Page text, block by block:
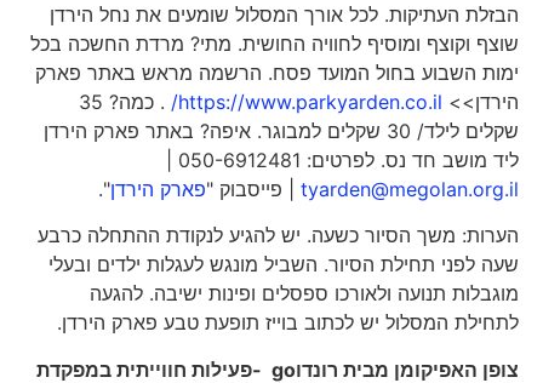
הבזלת העתיקות. לכל אורך המסלול שומעים את נחל הירדן
שוצף וקוצף ומוסיף לחוויה החושית. מתי? מרדת החשכה בכל
ימות השבוע בחול המועד פסח. הרשמה מראש באתר פארק
הירדן>>https://www.parkyarden.co.il/
. כמה? 35
שקלים לילד/ 30 שקלים למבוגר. איפה? באתר פארק הירדן
ליד מושב חד נס. לפרטים: 050-6912481 |
tyarden@megolan.org.il| פייסבוק "פארק הירדן".
הערות: משך הסיור כשעה. יש להגיע לנקודת ההתחלה כרבע
שעה לפני תחילת הסיור. השביל מונגש לעגלות ילדים ובעלי
מוגבלות תנועה ולאורכו ספסלים ופינות ישיבה. להגעה
לתחילת המסלול יש לכתוב בוייז תופעת טבע פארק הירדן.
צופן האפיקומן מבית רונדוgo-פעילות חווייתית במפקדת